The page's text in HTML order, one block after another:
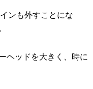
ンも外すことにな
ヘッドを大きく、時に